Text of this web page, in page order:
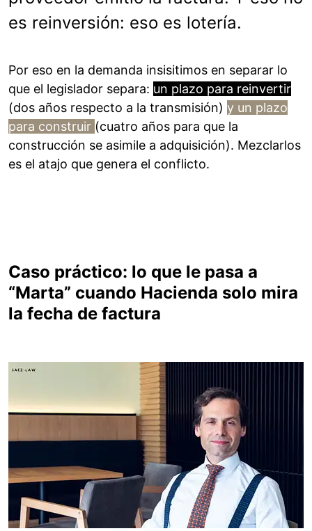
es reinversión: eso es lotería.
Por eso en la demanda insisitimos en separar lo
que el legislador separa: un plazo para reinvertir
(dos años respecto a la transmisión) y un plazo
para construir (cuatro años para que la
construcción se asimile a adquisición). Mezclarlos
es el atajo que genera el conflicto.
Caso práctico: lo que le pasa a
“Marta” cuando Hacienda solo mira
la fecha de factura